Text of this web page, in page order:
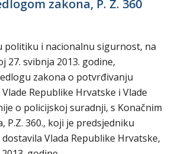
zakona, P. Z. 360
politiku i nacionalnu sigurnost, na
27. svibnja 2013. godine,
zakona o potvrđivanju
Republike Hrvatske i Vlade
o policijskoj suradnji, s Konačnim
P.Z. 360., koji je predsjedniku
Vlada Republike Hrvatske,